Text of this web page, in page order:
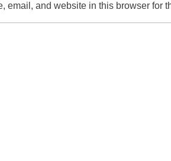
email, and website in this browser for